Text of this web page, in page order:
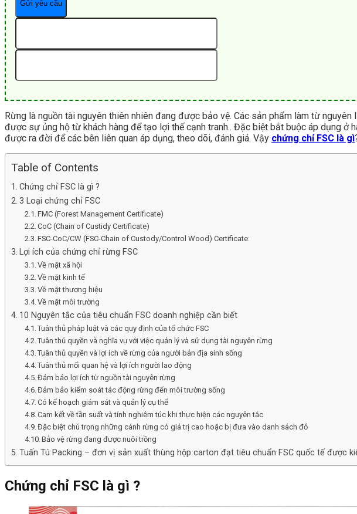
Rừng là nguồn tài nguyên thiên nhiên đang được bảo vệ. Các sản phẩm làm từ
được sự ủng hộ từ khách hàng để tạo lợi thế cạnh tranh.. Đặc biệt bắt buộc áp dụng ở
được ra đời để các bên liên quan áp dụng, theo dõi, đánh giá. Vậy chứng chỉ FSC là gì
Table of Contents
Chứng chỉ FSC là gì ?
3 Loại chứng chỉ FSC
FMC (Forest Management Certificate)
CoC (Chain of Custidy Certificate)
FSC-CoC/CW (FSC-Chain of Custody/Control Wood) Certificate:
Lợi ích của chứng chỉ rừng FSC
Về mặt xã hội
Về mặt kinh tế
Về mặt thương hiệu
Về mặt môi trường
10 Nguyên tắc của tiêu chuẩn FSC doanh nghiệp cần biết
Tuân thủ pháp luật và các quy định của tổ chức FSC
Tuân thủ quyền và nghĩa vụ với việc quản lý và sử dụng tài nguyên rừng
Tuân thủ quyền và lợi ích về rừng của người bản địa sinh sống
Tuân thủ mối quan hệ và lợi ích người lao động
Đảm bảo lợi ích từ nguồn tài nguyên rừng
Đảm bảo kiểm soát tác động rừng đến môi trường sống
Có kế hoạch giám sát và quản lý cụ thể
Cam kết về tần suất và tính nghiêm túc khi thực hiện các nguyên tắc
Đặc biệt chú trọng những cánh rừng có giá trị cao hoặc bị đưa vào danh sách đỏ
Bảo vệ rừng đang được nuôi trồng
Tuấn Tú Packing – đơn vị sản xuất thùng hộp carton đạt tiêu chuẩn FSC quốc tế được
Chứng chỉ FSC là gì ?